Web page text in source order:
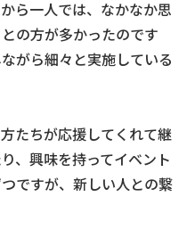
ら一人では、なかなか思
の方が多かったのです
がら細々と実施している
たちが応援してくれて継
、興味を持ってイベント
ですが、新しい人との繋